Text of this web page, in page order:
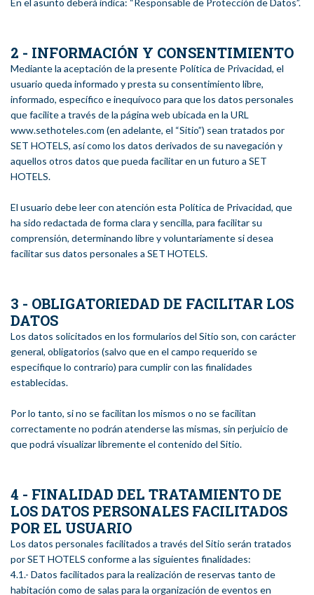
En el asunto deberá indica: “Responsable de Protección de Datos”.
2 - INFORMACIÓN Y CONSENTIMIENTO
Mediante la aceptación de la presente Política de Privacidad, el
usuario queda informado y presta su consentimiento libre,
informado, específico e inequívoco para que los datos personales
que facilite a través de la página web ubicada en la URL
www.sethoteles.com (en adelante, el “Sitio”) sean tratados por
SET HOTELS, así como los datos derivados de su navegación y
aquellos otros datos que pueda facilitar en un futuro a SET
HOTELS.
El usuario debe leer con atención esta Política de Privacidad, que
ha sido redactada de forma clara y sencilla, para facilitar su
comprensión, determinando libre y voluntariamente si desea
facilitar sus datos personales a SET HOTELS.
3 - OBLIGATORIEDAD DE FACILITAR LOS
DATOS
Los datos solicitados en los formularios del Sitio son, con carácter
general, obligatorios (salvo que en el campo requerido se
especifique lo contrario) para cumplir con las finalidades
establecidas.
Por lo tanto, si no se facilitan los mismos o no se facilitan
correctamente no podrán atenderse las mismas, sin perjuicio de
que podrá visualizar libremente el contenido del Sitio.
4 - FINALIDAD DEL TRATAMIENTO DE
LOS DATOS PERSONALES FACILITADOS
POR EL USUARIO
Los datos personales facilitados a través del Sitio serán tratados
por SET HOTELS conforme a las siguientes finalidades:
4.1.- Datos facilitados para la realización de reservas tanto de
habitación como de salas para la organización de eventos en